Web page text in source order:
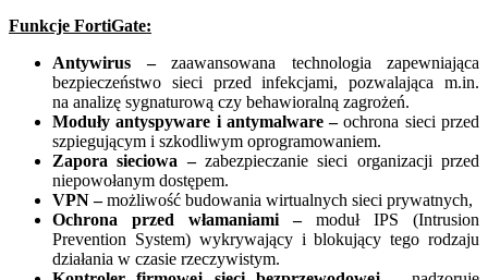
Funkcje FortiGate:
Antywirus –zaawansowana technologia zapewniająca
bezpieczeństwo sieci przed infekcjami, pozwalająca m.in.
na analizę sygnaturową czy behawioralną zagrożeń.
Moduły antyspyware i antymalware –ochrona sieci przed
szpiegującym i szkodliwym oprogramowaniem.
Zapora sieciowa – zabezpieczanie sieci organizacji przed
niepowołanym dostępem.
VPN –możliwość budowania wirtualnych sieci prywatnych,
Ochrona przed włamaniami –moduł IPS (Intrusion
Prevention System) wykrywający i blokujący tego rodzaju
działania w czasie rzeczywistym.